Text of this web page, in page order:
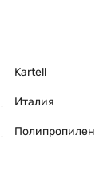
Kartell
Италия
Полипропилен